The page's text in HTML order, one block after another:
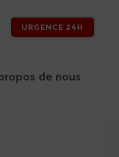
URGENCE 24H
de nous